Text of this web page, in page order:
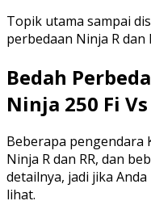
Topik utama sampai
perbedaan Ninja R dan
Bedah
Ninja 250 Fi
Beberapa pengendara
Ninja R dan RR, dan
detailnya, jadi jika
lihat.